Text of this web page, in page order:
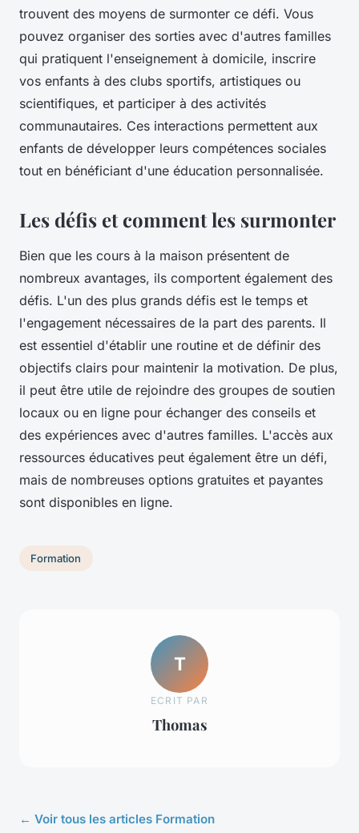
trouvent des moyens de surmonter ce défi. Vous
pouvez organiser des sorties avec d'autres familles
qui pratiquent l'enseignement à domicile, inscrire
vos enfants à des clubs sportifs, artistiques ou
scientifiques, et participer à des activités
communautaires. Ces interactions permettent aux
enfants de développer leurs compétences sociales
tout en bénéficiant d'une éducation personnalisée.
Les défis et comment les surmonter
Bien que les cours à la maison présentent de
nombreux avantages, ils comportent également des
défis. L'un des plus grands défis est le temps et
l'engagement nécessaires de la part des parents. Il
est essentiel d'établir une routine et de définir des
objectifs clairs pour maintenir la motivation. De plus,
il peut être utile de rejoindre des groupes de soutien
locaux ou en ligne pour échanger des conseils et
des expériences avec d'autres familles. L'accès aux
ressources éducatives peut également être un défi,
mais de nombreuses options gratuites et payantes
sont disponibles en ligne.
Formation
T
ECRIT PAR
Thomas
← Voir tous les articles Formation